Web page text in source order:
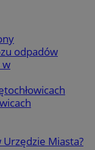
odpadów
w
Urzędzie Miasta?